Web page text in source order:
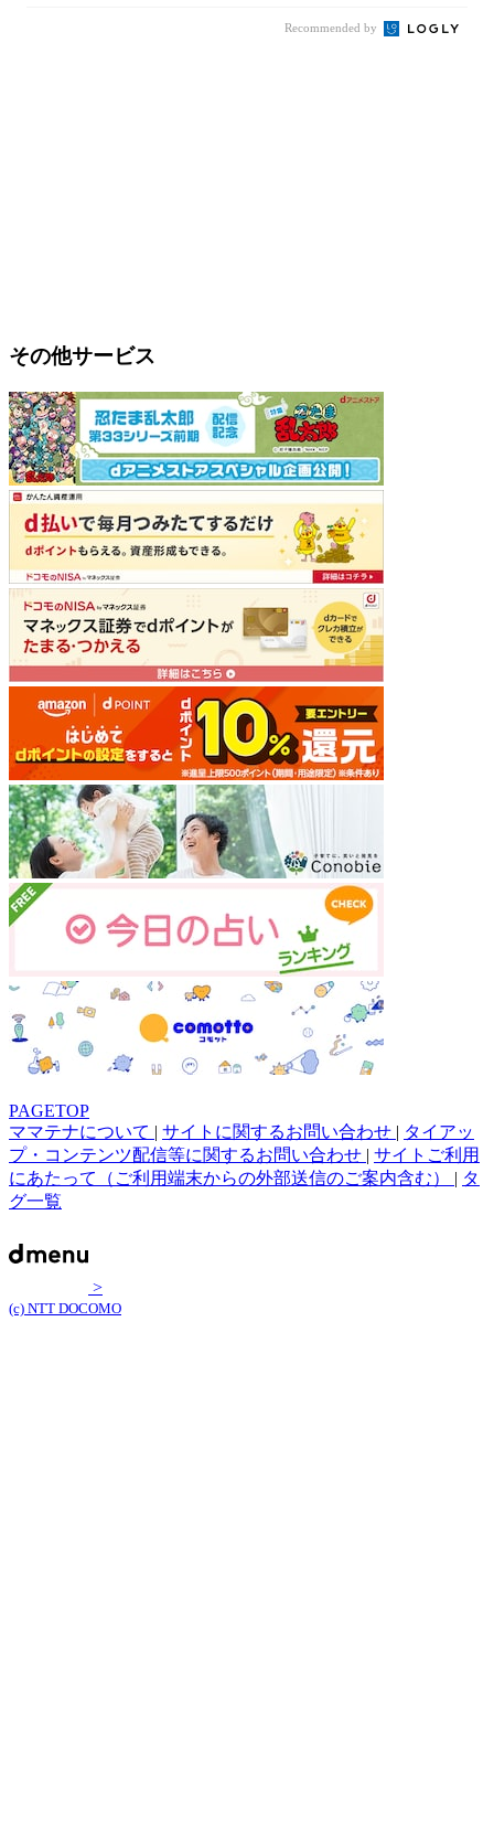
Recommended by
その他サービス
PAGETOP
ママテナについて | サイトに関するお問い合わせ | タイアッ
プ・コンテンツ配信等に関するお問い合わせ | サイトご利用
にあたって（ご利用端末からの外部送信のご案内含む） | タ
グ一覧
>
(c) NTT DOCOMO